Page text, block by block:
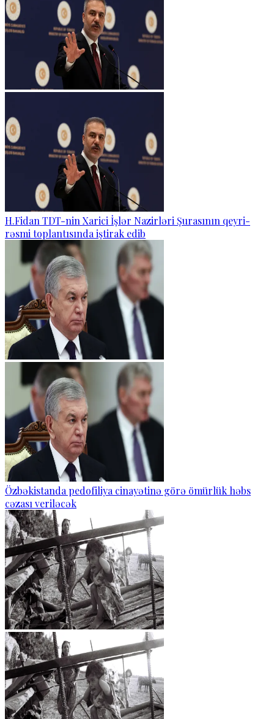
H.Fidan TDT-nin Xarici İşlər Nazirləri Şurasının qeyri-
rəsmi toplantısında iştirak edib
Özbəkistanda pedofiliya cinayətinə görə ömürlük həbs
cəzası veriləcək